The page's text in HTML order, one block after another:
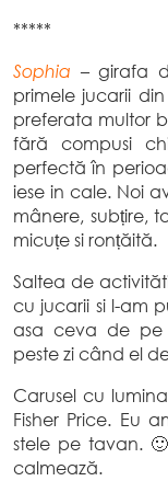
*****
Sophia – girafa
primele jucarii
preferata multor
fără compusi
perfectă în
iese in cale. Noi
mânere, subțire,
micuțe si ronțăită.
Saltea de
cu jucarii si l-am
asa ceva de pe
peste zi când el
Carusel cu
Fisher Price. Eu
stele pe tavan.
calmează.